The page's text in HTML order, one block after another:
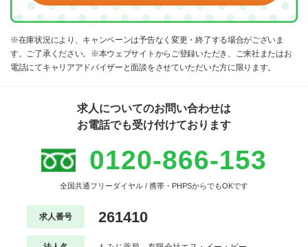
※在庫状況により、キャンペーンは予告なく変更・終了する場合がございま
す。ご了承ください。※本ウェブサイトからご登録いただき、ご来社またはお
電話にてキャリアアドバイザーと面談をさせていただいた方に限ります。
求人についてのお問い合わせは
お電話でも受け付けております
0120-866-153
全国共通フリーダイヤル / 携帯・PHPSからでもOKです
求人番号 261410